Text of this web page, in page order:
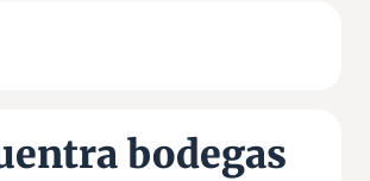
bodegas